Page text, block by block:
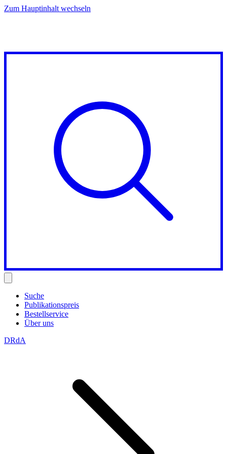
Zum Hauptinhalt wechseln
Suche
Publikationspreis
Bestellservice
Über uns
DRdA